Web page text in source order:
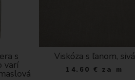
s
varí
Viskóza s ľanom, sivá
14.60 € za m